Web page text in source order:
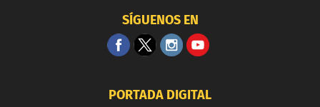
SÍGUENOS EN
PORTADA DIGITAL